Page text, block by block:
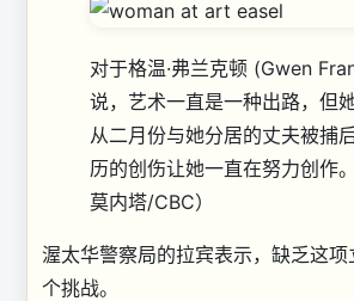
对于格温·弗兰克顿 (Gwen
说，艺术一直是一种出路，但
从二月份与她分居的丈夫被捕
历的创伤让她一直在努力创作。
莫内塔/CBC）
渥太华警察局的拉宾表示，缺乏这
个挑战。